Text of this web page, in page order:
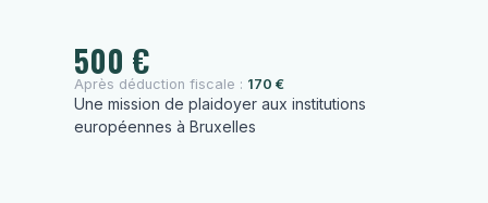
500 €
Après déduction fiscale : 170 €
Une mission de plaidoyer aux institutions
européennes à Bruxelles